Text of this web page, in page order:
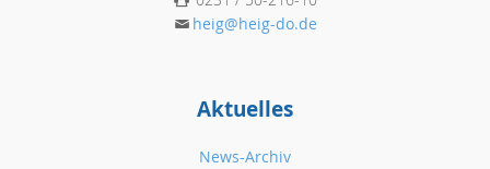
heig@heig-do.de
Aktuelles
News-Archiv